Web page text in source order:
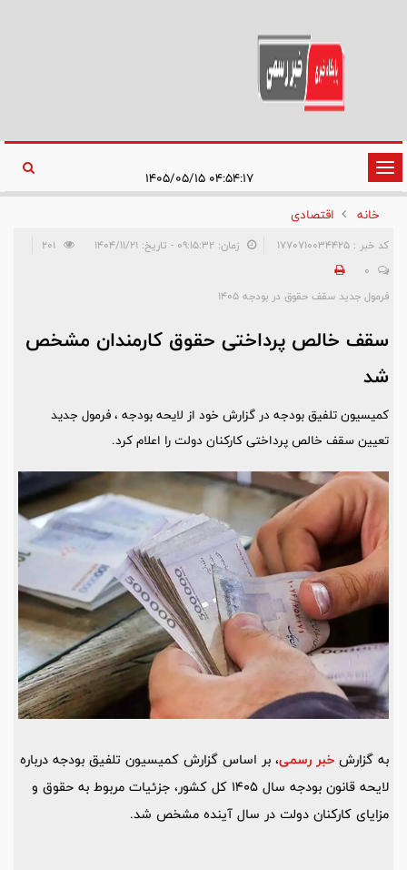
تغییر
وضعیت
ناوبری
خانه
اقتصادی
کد خبر : 1770710034425 زمان: ۰۹:۱۵:۳۲ - تاریخ: ۱۴۰۴/۱۱/۲۱
0
فرمول جدید سقف حقوق در بودجه ۱۴۰۵
سقف خالص پرداختی حقوق کارمندان مشخص
شد
کمیسیون تلفیق بودجه در گزارش خود از لایحه بودجه ، فرمول جدید
تعیین سقف خالص پرداختی کارکنان دولت را اعلام کرد.
به گزارش خبر رسمی، بر اساس گزارش کمیسیون تلفیق بودجه درباره
لایحه قانون بودجه سال 1405 کل کشور، جزئیات مربوط به حقوق و
مزایای کارکنان دولت در سال آینده مشخص شد.